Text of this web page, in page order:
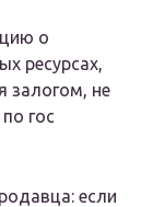
о
ресурсах,
залогом, не
гос
если